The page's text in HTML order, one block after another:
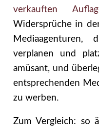
verkauften
Widersprüche in
Mediaagenturen,
verplanen und
amüsant,und
entsprechenden
zu werben.
Zum Vergleich: so